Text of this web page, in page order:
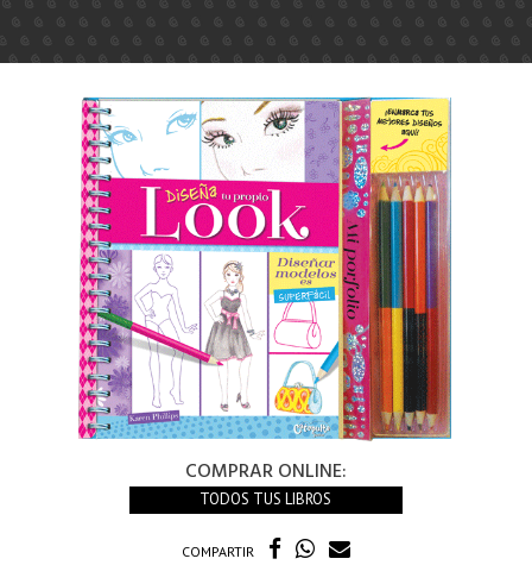
COMPRAR ONLINE:
TODOS TUS LIBROS
COMPARTIR